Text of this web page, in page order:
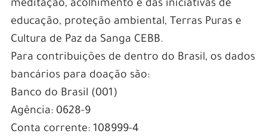
meditação, acolhimento e das iniciativas de
educação, proteção ambiental, Terras Puras e
Cultura de Paz da Sanga CEBB.
Para contribuições de dentro do Brasil, os dados
bancários para doação são:
Banco do Brasil (001)
Agência: 0628-9
Conta corrente: 108999-4